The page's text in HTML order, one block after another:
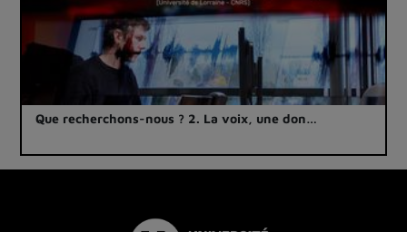
Que recherchons-nous ? 2. La voix, une don…